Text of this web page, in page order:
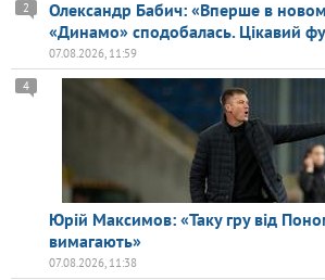
Олександр Бабич: «Вперше в
«Динамо» сподобалась. Цікавий
2
07.08.2026, 11:59
Юрій Максимов: «Таку гру від
вимагають»
4
07.08.2026, 11:38